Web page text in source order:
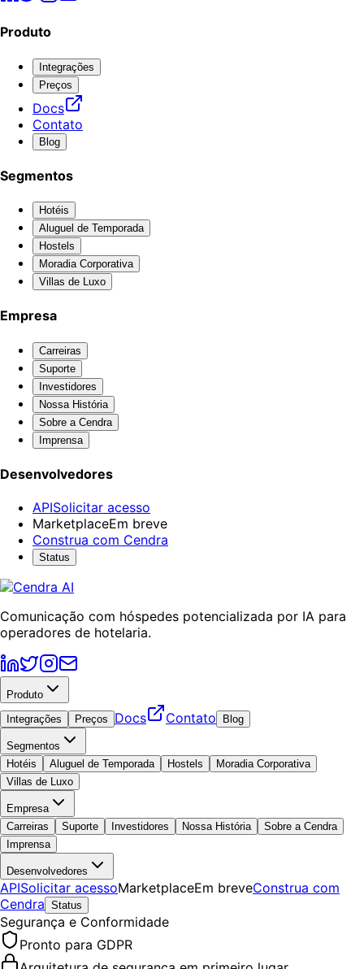
Produto
Integrações
Preços
Docs
Contato
Blog
Segmentos
Hotéis
Aluguel de Temporada
Hostels
Moradia Corporativa
Villas de Luxo
Empresa
Carreiras
Suporte
Investidores
Nossa História
Sobre a Cendra
Imprensa
Desenvolvedores
APISolicitar acesso
MarketplaceEm breve
Construa com Cendra
Status
Comunicação com hóspedes potencializada por IA para
operadores de hotelaria.
Produto
Integrações
Preços Docs Contato Blog
Segmentos
Hotéis
Aluguel de Temporada Hostels
Moradia Corporativa
Villas de Luxo
Empresa
Carreiras
Suporte Investidores Nossa História
Sobre a Cendra
Imprensa
Desenvolvedores
APISolicitar acessoMarketplaceEm breveConstrua com
Cendra Status
Segurança e Conformidade
Pronto para GDPR